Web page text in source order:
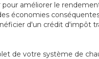
améliorer le
économies
d'un crédit d'impôt
de votre système de